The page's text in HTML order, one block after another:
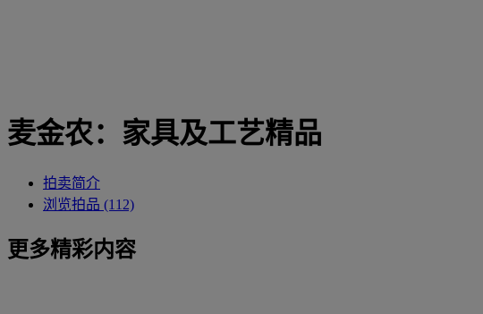
麦金农：家具及工艺精品
拍卖简介
浏览拍品 (112)
更多精彩内容